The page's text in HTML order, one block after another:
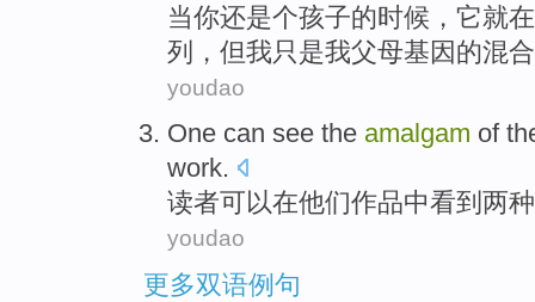
当你还是个孩子的时候， 它就在
列， 但我只是我父母基因的混
youdao
One can see the amalgam of
work.
读者可以在他们作品中看到 两种
youdao
更多双语例句